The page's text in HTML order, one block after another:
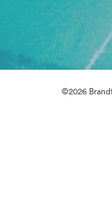
©2026